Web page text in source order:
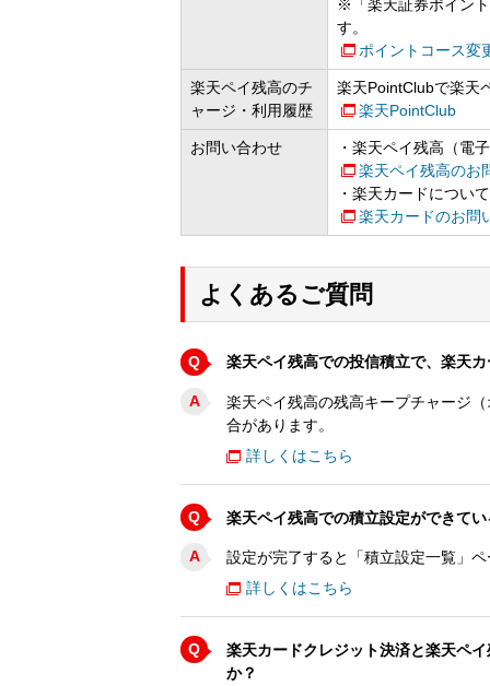
※「楽天証券ポイン
す。
ポイントコース変
楽天ペイ残高のチ
ャージ・利用履歴
楽天PointClubで楽天
楽天PointClub
お問い合わせ
・楽天ペイ残高（電
楽天ペイ残高のお
・楽天カードについて
楽天カードのお問
よくあるご質問
Q 楽天ペイ残高での投信積立で、楽天
A
楽天ペイ残高の残高キープチャージ
合があります。
詳しくはこちら
Q 楽天ペイ残高での積立設定ができて
A
設定が完了すると「積立設定一覧」
詳しくはこちら
Q
楽天カードクレジット決済と楽天ペ
か？